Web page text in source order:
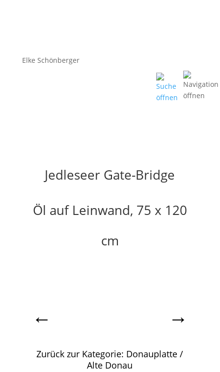
Elke Schönberger
Jedleseer Gate-Bridge
Öl auf Leinwand, 75 x 120
cm
← →
Zurück zur Kategorie: Donauplatte /
Alte Donau